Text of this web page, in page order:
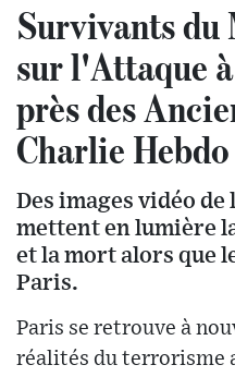
Survivants
sur l'Attaque
près des
Charlie Hebdo
Des images vidéo
mettent en lumière
et la mort alors que
Paris.
Paris se retrouve à
réalités du terrorisme